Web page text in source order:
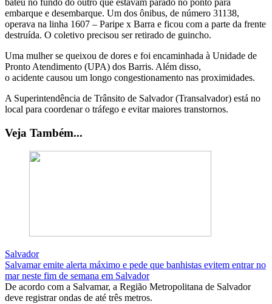
embarque e desembarque. Um dos ônibus, de número 31138,
operava na linha 1607 – Paripe x Barra e ficou com a parte da frente
destruída. O coletivo precisou ser retirado de guincho.
Uma mulher se queixou de dores e foi encaminhada à Unidade de
Pronto Atendimento (UPA) dos Barris. Além disso,
o acidente causou um longo congestionamento nas proximidades.
A Superintendência de Trânsito de Salvador (Transalvador) está no
local para coordenar o tráfego e evitar maiores transtornos.
Veja Também...
Salvador
Salvamar emite alerta máximo e pede que banhistas evitem entrar no
mar neste fim de semana em Salvador
De acordo com a Salvamar, a Região Metropolitana de Salvador
deve registrar ondas de até três metros.